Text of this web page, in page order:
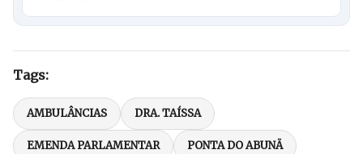
Tags:
AMBULÂNCIAS DRA. TAÍSSA
EMENDA PARLAMENTAR PONTA DO ABUNÃ